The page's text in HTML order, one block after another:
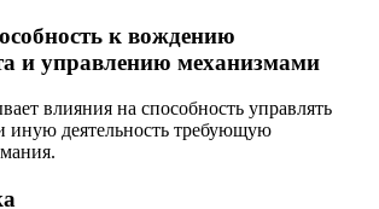
к вождению
и управлению механизмами
влияния на способность управлять
иную деятельность требующую